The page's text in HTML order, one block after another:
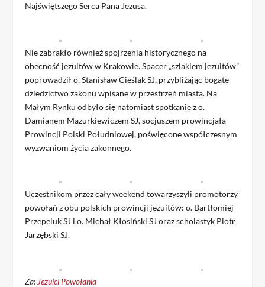
Najświętszego Serca Pana Jezusa.
Nie zabrakło również spojrzenia historycznego na
obecność jezuitów w Krakowie. Spacer „szlakiem jezuitów”
poprowadził o. Stanisław Cieślak SJ, przybliżając bogate
dziedzictwo zakonu wpisane w przestrzeń miasta. Na
Małym Rynku odbyło się natomiast spotkanie z o.
Damianem Mazurkiewiczem SJ, socjuszem prowincjała
Prowincji Polski Południowej, poświęcone współczesnym
wyzwaniom życia zakonnego.
Uczestnikom przez cały weekend towarzyszyli promotorzy
powołań z obu polskich prowincji jezuitów: o. Bartłomiej
Przepeluk SJ i o. Michał Kłosiński SJ oraz scholastyk Piotr
Jarzębski SJ.
Za: Jezuici Powołania